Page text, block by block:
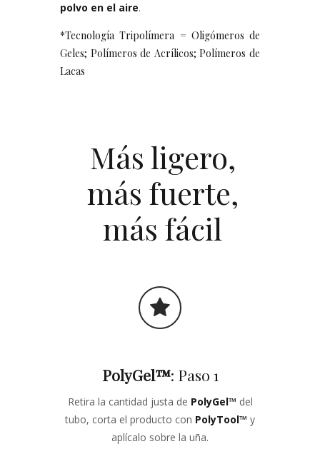
polvo en el aire.
*Tecnología Tripolímera = Oligómeros de
Geles; Polímeros de Acrílicos; Polímeros de
Lacas
Más ligero,
más fuerte,
más fácil
PolyGel™: Paso 1
Retira la cantidad justa de PolyGel™ del
tubo, corta el producto con PolyTool™ y
aplícalo sobre la uña.